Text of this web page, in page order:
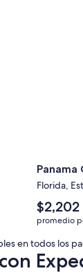
Panama
Florida,
El
precio
promedio
por
noche
es
promedio
en todos los